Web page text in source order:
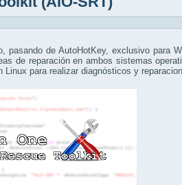
pasando de AutoHotKey, exclusivo para
de reparación en ambos sistemas
para realizar diagnósticos y